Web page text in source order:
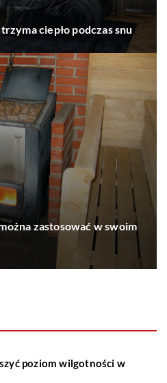
ciepło podczas snu
zastosować w swoim
poziom wilgotności w